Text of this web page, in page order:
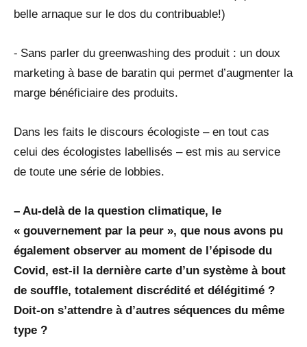
belle arnaque sur le dos du contribuable!)
⁃ Sans parler du greenwashing des produit : un doux
marketing à base de baratin qui permet d’augmenter la
marge bénéficiaire des produits.
Dans les faits le discours écologiste – en tout cas
celui des écologistes labellisés – est mis au service
de toute une série de lobbies.
– Au-delà de la question climatique, le
« gouvernement par la peur », que nous avons pu
également observer au moment de l’épisode du
Covid, est-il la dernière carte d’un système à bout
de souffle, totalement discrédité et délégitimé ?
Doit-on s’attendre à d’autres séquences du même
type ?